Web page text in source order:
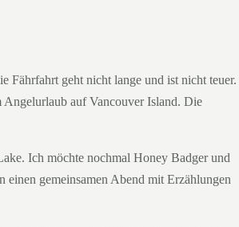
geht nicht lange und ist nicht teuer.
auf Vancouver Island. Die
Ich möchte nochmal Honey Badger und
einen gemeinsamen Abend mit Erzählungen